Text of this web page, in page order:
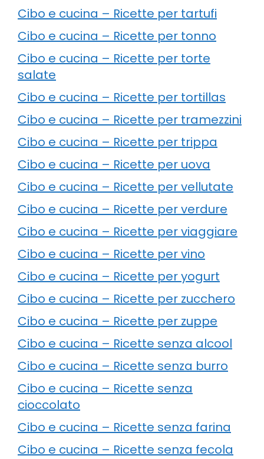
Cibo e cucina – Ricette per tartufi
Cibo e cucina – Ricette per tonno
Cibo e cucina – Ricette per torte
salate
Cibo e cucina – Ricette per tortillas
Cibo e cucina – Ricette per tramezzini
Cibo e cucina – Ricette per trippa
Cibo e cucina – Ricette per uova
Cibo e cucina – Ricette per vellutate
Cibo e cucina – Ricette per verdure
Cibo e cucina – Ricette per viaggiare
Cibo e cucina – Ricette per vino
Cibo e cucina – Ricette per yogurt
Cibo e cucina – Ricette per zucchero
Cibo e cucina – Ricette per zuppe
Cibo e cucina – Ricette senza alcool
Cibo e cucina – Ricette senza burro
Cibo e cucina – Ricette senza
cioccolato
Cibo e cucina – Ricette senza farina
Cibo e cucina – Ricette senza fecola